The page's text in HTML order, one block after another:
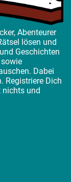
Abenteurer
lösen und
Geschichten
Dabei
Registriere Dich
nichts und